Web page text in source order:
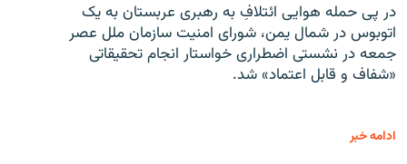
در پی حمله هوایی ائتلافِ به رهبری عربستان به یک
اتوبوس در شمال یمن، شورای امنیت سازمان ملل عصر
جمعه در نشستی اضطراری خواستار انجام تحقیقاتی
«شفاف و قابل اعتماد» شد.
ادامه خبر